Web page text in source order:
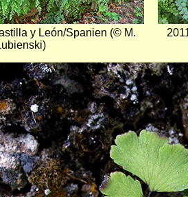
y León/Spanien (© M.